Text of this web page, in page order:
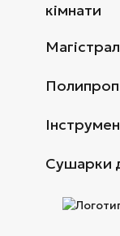
кімнати
Сушарки